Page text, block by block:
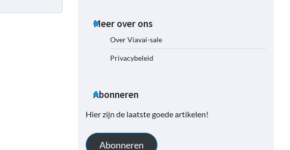
Meer over ons
Over Viavai-sale
Privacybeleid
Abonneren
Hier zijn de laatste goede artikelen!
Abonneren